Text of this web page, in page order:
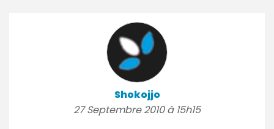
Shokojjo
27 Septembre 2010 à 15h15